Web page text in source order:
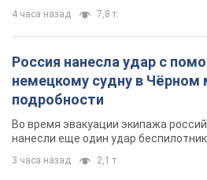
4 часа назад 7,8 т.
Россия нанесла удар с
немецкому судну в Чёрном
подробности
Во время эвакуации экипажа
нанесли еще один удар
3 часа назад 2,1 т.